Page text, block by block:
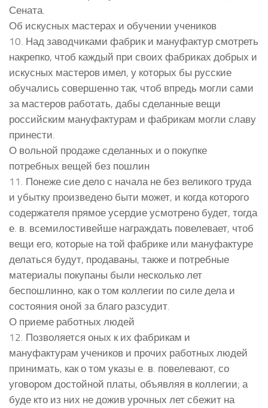
Сената.
Об искусных мастерах и обучении учеников
10. Над заводчиками фабрик и мануфактур смотреть
накрепко, чтоб каждый при своих фабриках добрых и
искусных мастеров имел, у которых бы русские
обучались совершенно так, чтоб впредь могли сами
за мастеров работать, дабы сделанные вещи
российским мануфактурам и фабрикам могли славу
принести.
О вольной продаже сделанных и о покупке
потребных вещей без пошлин
11. Понеже сие дело с начала не без великого труда
и убытку произведено быти может, и когда которого
содержателя прямое усердие усмотрено будет, тогда
е. в. всемилостивейше награждать повелевает, чтоб
вещи его, которые на той фабрике или мануфактуре
делаться будут, продаваны, также и потребные
материалы покупаны были несколько лет
беспошлинно, как о том коллегии по силе дела и
состояния оной за благо разсудит.
О приеме работных людей
12. Позволяется оных к их фабрикам и
мануфактурам учеников и прочих работных людей
принимать, как о том указы е. в. повелевают, со
уговором достойной платы, объявляя в коллегии; а
буде кто из них не дожив урочных лет сбежит на